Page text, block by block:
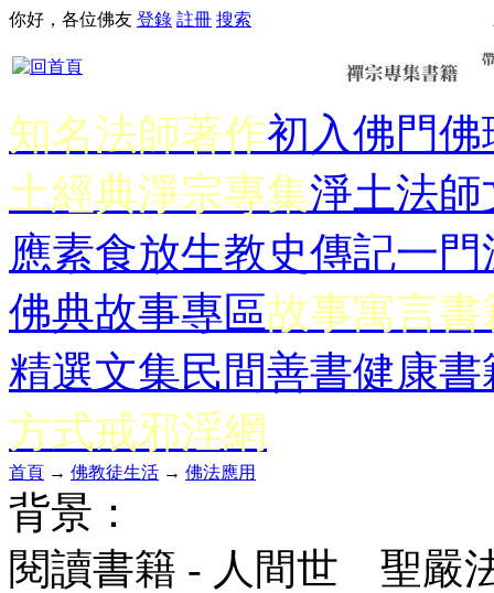
你好，各位佛友 登錄 註冊 搜索
知名法師著作初入佛門佛
土經典淨宗專集淨土法師
應素食放生教史傳記一門
佛典故事專區故事寓言書
精選文集民間善書健康書
方式戒邪淫網
首頁 → 佛教徒生活 → 佛法應用
背景：
閱讀書籍 - 人間世 聖嚴